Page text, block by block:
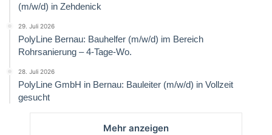
(m/w/d) in Zehdenick
29. Juli 2026
PolyLine Bernau: Bauhelfer (m/w/d) im Bereich
Rohrsanierung – 4-Tage-Wo.
28. Juli 2026
PolyLine GmbH in Bernau: Bauleiter (m/w/d) in Vollzeit
gesucht
Mehr anzeigen